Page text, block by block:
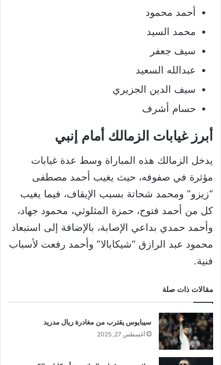
أحمد محمود
محمد السيد
سيف جعفر
عبدالله السعيد
سيف الدين الجزيري
حسام أشرف
أبرز غيابات الزمالك أمام إنبي
يدخل الزمالك هذه المباراة وسط عدة غيابات
مؤثرة في صفوفه، حيث يغيب أحمد مصطفى
“زيزو” ومحمد شحاتة بسبب الإيقاف، فيما يغيب
كل من أحمد فتوح، حمزة المثلوثي، محمود جهاد،
وأحمد حمدي بداعي الإصابة، بالإضافة إلى استبعاد
محمود عبد الرازق “شيكابالا” وأحمد رفعت لأسباب
فنية.
مقالات ذات صلة
سيبايوس يقترب من مغادرة ريال مدريد
أغسطس 27, 2025